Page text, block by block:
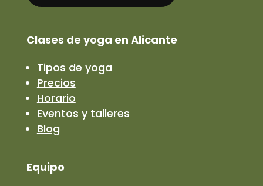
Clases de yoga en Alicante
Tipos de yoga
Precios
Horario
Eventos y talleres
Blog
Equipo